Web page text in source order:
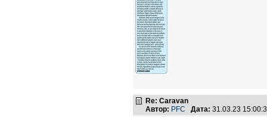
Re: Caravan
Автор: PFC Дата: 31.03.23